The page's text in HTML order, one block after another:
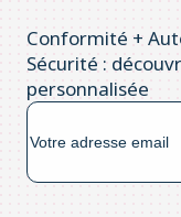
Conformité +
Sécurité :
personnalisée